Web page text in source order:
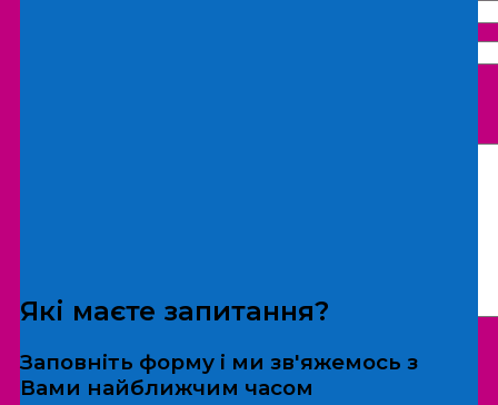
*Дані не передаються третім особам
Які маєте запитання?
Заповніть форму і ми зв'яжемось з
Вами найближчим часом